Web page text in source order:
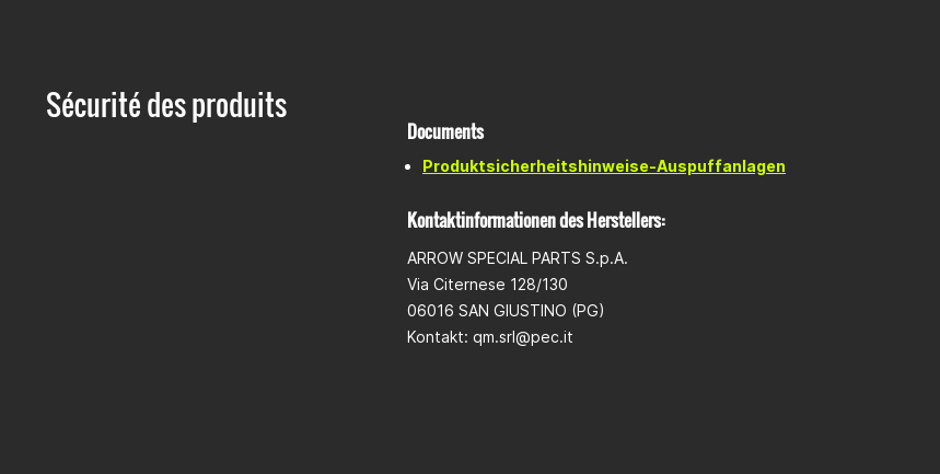
Sécurité des produits
Documents
Produktsicherheitshinweise-Auspuffanlagen
Kontaktinformationen des Herstellers:
ARROW SPECIAL PARTS S.p.A.
Via Citernese 128/130
06016 SAN GIUSTINO (PG)
Kontakt: qm.srl@pec.it